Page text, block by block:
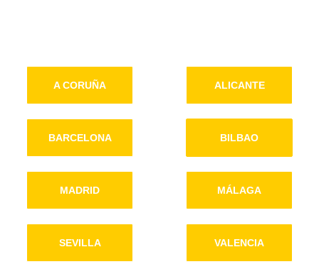
A CORUÑA ALICANTE
BARCELONA BILBAO
MADRID MÁLAGA
SEVILLA VALENCIA